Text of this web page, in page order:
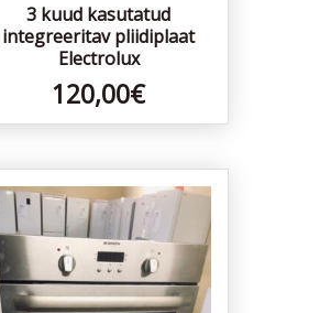
3 kuud kasutatud
integreeritav pliidiplaat
Electrolux
120,00€